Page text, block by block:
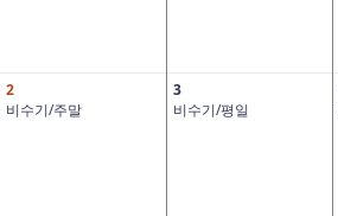
2
비수기/주말
3
비수기/평일